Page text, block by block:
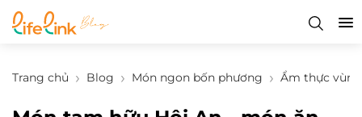
Trang chủ Blog Món ngon bốn phương Ẩm thực